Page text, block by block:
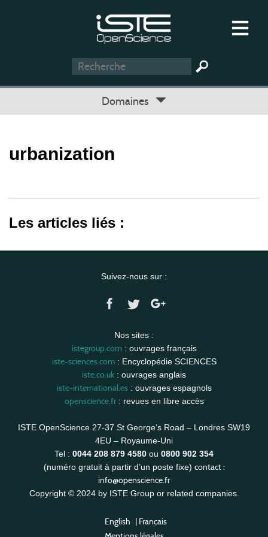
Domaines
urbanization
Les articles liés :
Suivez-nous sur :
Nos sites :
istegroup.com: ouvrages français
iste-sciences.com: Encyclopédie SCIENCES
iste.co.uk : ouvrages anglais
iste-international.es: ouvrages espagnols
openscience.fr: revues en libre accès
ISTE OpenScience 27-37 St George’s Road – Londres SW19
4EU – Royaume-Uni
Tel : 0044 208 879 4580 ou 0800 902 354
(numéro gratuit à partir d’un poste fixe) contact :
info@openscience.fr
Copyright © 2024 by ISTE Group or related companies.
English | Français